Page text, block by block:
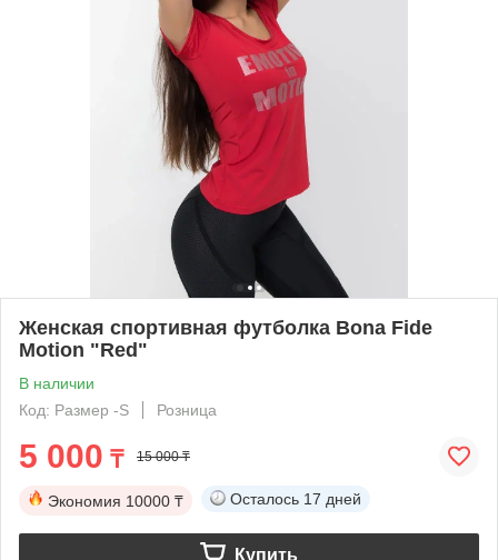
Женская спортивная футболка Bona Fide
Motion "Red"
В наличии
Код: Размер -S
Розница
5 000 ₸ 15 000 ₸
Экономия 10000 ₸ Осталось 17 дней
Купить